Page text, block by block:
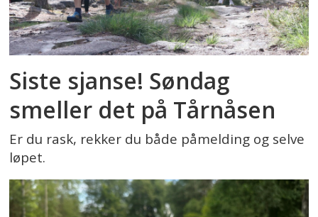
Siste sjanse! Søndag
smeller det på Tårnåsen
Er du rask, rekker du både påmelding og selve
løpet.